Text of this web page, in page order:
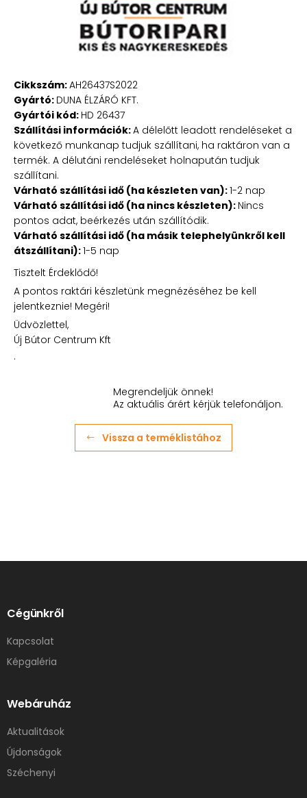
Cikkszám:AH26437S2022
Gyártó: DUNA ÉLZÁRÓ KFT.
Gyártói kód: HD 26437
Szállítási információk:A délelőtt leadott rendeléseket a
következő munkanap tudjuk szállítani, ha raktáron van a
termék. A délutáni rendeléseket holnapután tudjuk
szállítani.
Várható szállítási idő (ha készleten van):1-2 nap
Várható szállítási idő (ha nincs készleten): Nincs
pontos adat, beérkezés után szállítódik.
Várható szállítási idő (ha másik telephelyünkről kell
átszállítani):1-5 nap
Tisztelt Érdeklődő!
A pontos raktári készletünk megnézéséhez be kell
jelentkeznie! Megéri!
Üdvözlettel,
Új Bútor Centrum Kft
.
Megrendeljük önnek!
Az aktuális árért kérjük telefonáljon.
Vissza a terméklistához
Cégünkről
Kapcsolat
Képgaléria
Webáruház
Aktualitások
Újdonságok
Széchenyi